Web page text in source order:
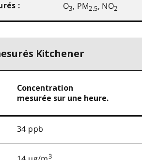
: O3, PM2.5, NO2
Kitchener
Concentration
mesurée sur une heure.
34 ppb
3